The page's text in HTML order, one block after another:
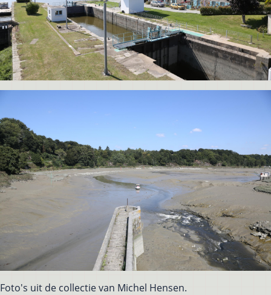
Foto's uit de collectie van Michel Hensen.